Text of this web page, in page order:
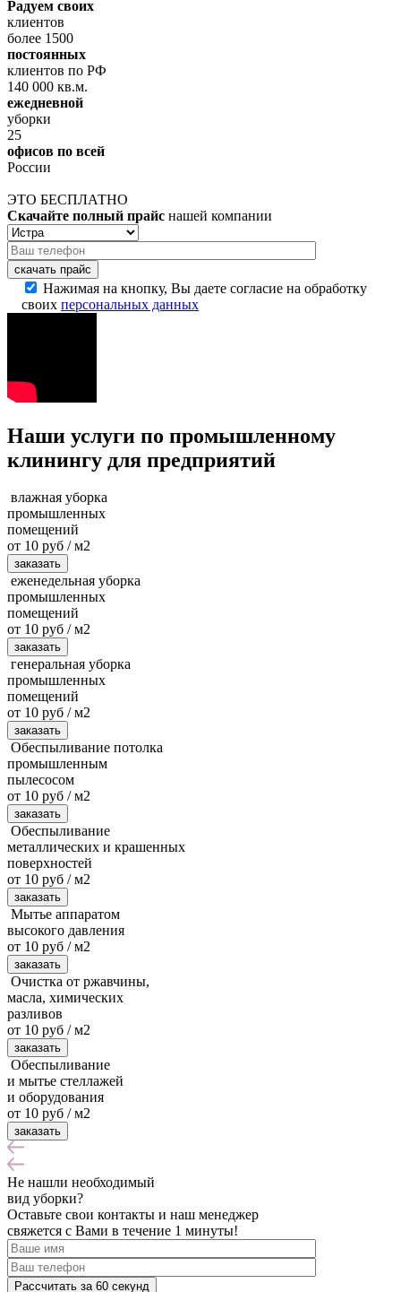
Радуем своих
клиентов
более 1500
постоянных
клиентов по РФ
140 000 кв.м.
ежедневной
уборки
25
офисов по всей
России
ЭТО БЕСПЛАТНО
Скачайте полный прайс нашей компании
скачать прайс
Нажимая на кнопку, Вы даете согласие на обработку
своих персональных данных
Наши услуги по промышленному
клинингу для предприятий
влажная уборка
промышленных
помещений
от 10 руб / м2
заказать
еженедельная уборка
промышленных
помещений
от 10 руб / м2
заказать
генеральная уборка
промышленных
помещений
от 10 руб / м2
заказать
Обеспыливание потолка
промышленным
пылесосом
от 10 руб / м2
заказать
Обеспыливание
металлических и крашенных
поверхностей
от 10 руб / м2
заказать
Мытье аппаратом
высокого давления
от 10 руб / м2
заказать
Очистка от ржавчины,
масла, химических
разливов
от 10 руб / м2
заказать
Обеспыливание
и мытье стеллажей
и оборудования
от 10 руб / м2
заказать
Не нашли необходимый
вид уборки?
Оставьте свои контакты и наш менеджер
свяжется с Вами в течение 1 минуты!
Рассчитать за 60 секунд